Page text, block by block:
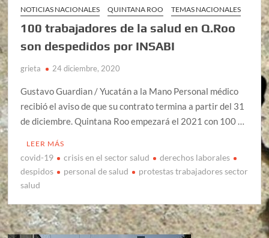
NOTICIAS NACIONALES
QUINTANA ROO TEMAS NACIONALES
100 trabajadores de la salud en Q.Roo
son despedidos por INSABI
grieta 24 diciembre, 2020
Gustavo Guardian / Yucatán a la Mano Personal médico
recibió el aviso de que su contrato termina a partir del 31
de diciembre. Quintana Roo empezará el 2021 con 100 …
LEER MÁS
covid-19 crisis en el sector salud
derechos laborales
despidos
personal de salud
protestas trabajadores sector
salud